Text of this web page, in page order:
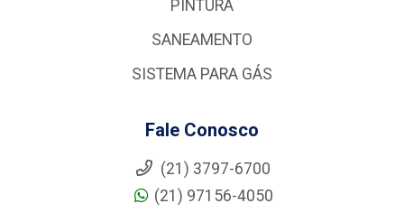
PINTURA
SANEAMENTO
SISTEMA PARA GÁS
Fale Conosco
(21) 3797-6700
(21) 97156-4050